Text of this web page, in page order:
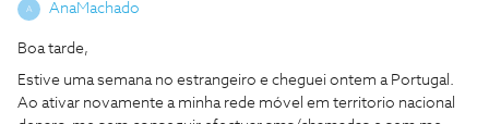
A AnaMachado
Boa tarde,
Estive uma semana no estrangeiro e cheguei ontem a Portugal.
Ao ativar novamente a minha rede móvel em territorio nacional